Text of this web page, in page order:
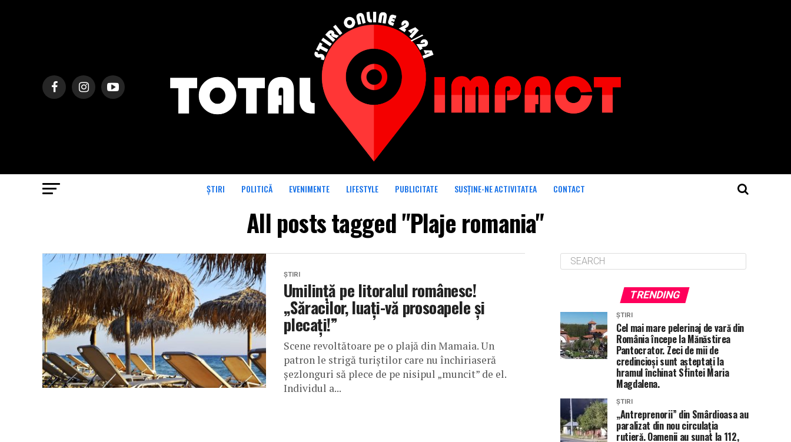
ȘTIRI POLITICĂ EVENIMENTE LIFESTYLE PUBLICITATE SUSȚINE-NE ACTIVITATEA CONTACT
All posts tagged "Plaje romania"
ȘTIRI
Umilință pe litoralul românesc!
„Săracilor, luați-vă prosoapele și
plecați!”
Scene revoltătoare pe o plajă din Mamaia. Un
patron le strigă turiștilor care nu închiriaseră
șezlonguri să plece de pe nisipul „muncit” de el.
Individul a...
TRENDING
ȘTIRI
Cel mai mare pelerinaj de vară din
România începe la Mănăstirea
Pantocrator. Zeci de mii de
credincioși sunt așteptați la
hramul închinat Sfintei Maria
Magdalena.
ȘTIRI
„Antreprenorii” din Smârdioasa au
paralizat din nou circulația
rutieră. Oamenii au sunat la 112,